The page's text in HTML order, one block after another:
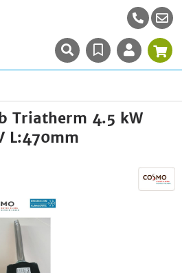
Triatherm 4.5 kW
L:470mm